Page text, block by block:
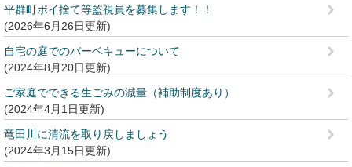
平群町ポイ捨て等監視員を募集します！！
2026年6月26日更新
自宅の庭でのバーベキューについて
2024年8月20日更新
ご家庭でできる生ごみの減量（補助制度あり）
2024年4月1日更新
竜田川に清流を取り戻しましょう
2024年3月15日更新